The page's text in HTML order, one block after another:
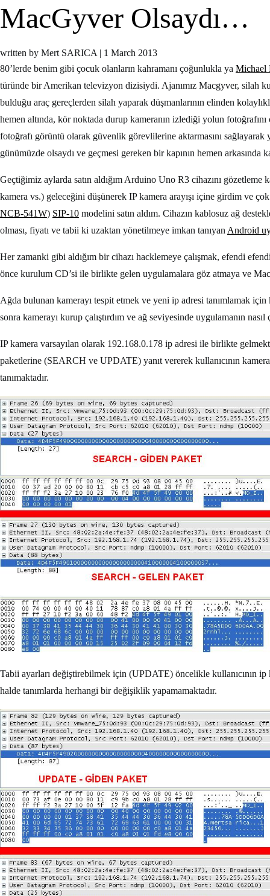
MacGyver Olsaydı…
written by Mert SARICA | 1 March 2013
80’lerde benim gibi çocuk olanların kahramanı çoğunlukla ya Michael
türünde bir Amerikan televizyon dizisiydi. Ajanımız Macgyver, silah
bulduğu araç gereçlerden silah yaparak düşmanlarının elinden
hemen altında, kör noktada durup kameranın izlediği yolun
fotoğrafı görüntü olarak güvenlik görevlilerine aktarmasını
günümüzde olsaydı ve geçmesi gereken bir kapının hemen arkasında
Geçtiğimiz aylarda satın aldığım Arduino Uno R3 cihazını
kamera vs.) geleceğini düşünerek IP kamera arayışı içine girdim ve
NCB-541W) SIP-10 modelini satın aldım. Cihazın kablosuz ağ
olması, fiyatı ve tabii ki uzaktan yönetilmeye imkan tanıyan Android
Her zamanki gibi aldığım bir cihazı hacklemeye çalışmak, efendi
önce kurulum CD’si ile birlikte gelen uygulamalara göz atmaya ve
Ağda bulunan kamerayı tespit etmek ve yeni ip adresi tanımlamak
sonra kamerayı kurup çalıştırdım ve ağ seviyesinde uygulamanın nasıl
IP kamera varsayılan olarak 192.168.0.178 ip adresi ile birlikte
paketlerine (SEARCH ve UPDATE) yanıt vererek kullanıcının
tanımaktadır.
Tabii ayarları değiştirebilmek için (UPDATE) öncelikle kullanıcının ip
halde tanımlarda herhangi bir değişiklik yapamamaktadır.